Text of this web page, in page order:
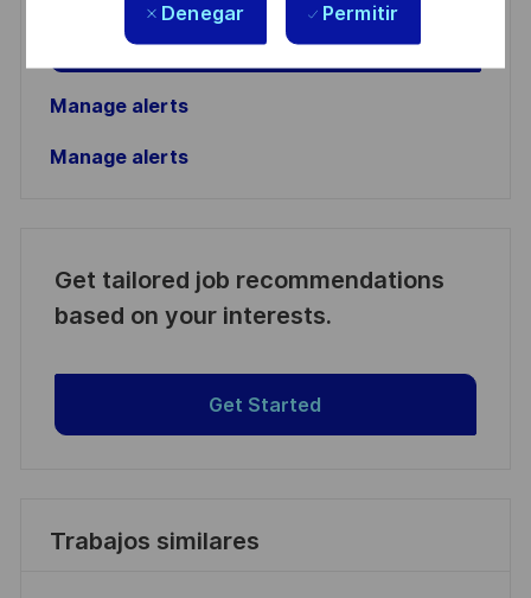
Denegar Permitir
Activar
Manage alerts
Manage alerts
Get tailored job recommendations
based on your interests.
Get Started
Trabajos similares